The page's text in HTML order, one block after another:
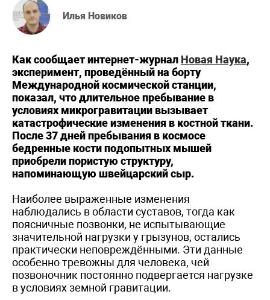
Илья Новиков
Как сообщает интернет-журнал Новая Наука,
эксперимент, проведённый на борту
Международной космической станции,
показал, что длительное пребывание в
условиях микрогравитации вызывает
катастрофические изменения в костной ткани.
После 37 дней пребывания в космосе
бедренные кости подопытных мышей
приобрели пористую структуру,
напоминающую швейцарский сыр.
Наиболее выраженные изменения
наблюдались в области суставов, тогда как
поясничные позвонки, не испытывающие
значительной нагрузки у грызунов, остались
практически неповреждёнными. Эти данные
особенно тревожны для человека, чей
позвоночник постоянно подвергается нагрузке
в условиях земной гравитации.